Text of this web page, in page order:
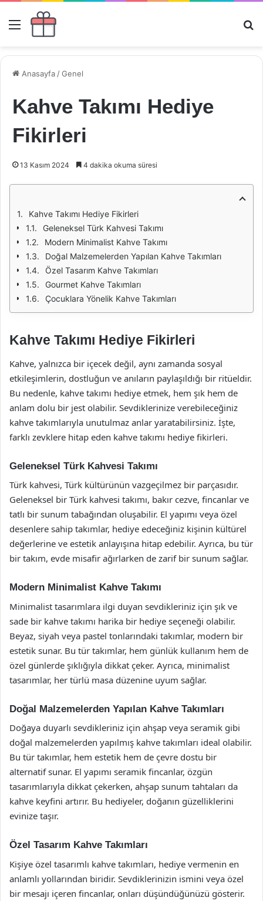
Menü
Anasayfa /Genel
Kahve Takımı Hediye
Fikirleri
13 Kasım 2024 4 dakika okuma süresi
Kahve Takımı Hediye Fikirleri
Geleneksel Türk Kahvesi Takımı
Modern Minimalist Kahve Takımı
Doğal Malzemelerden Yapılan Kahve Takımları
Özel Tasarım Kahve Takımları
Gourmet Kahve Takımları
Çocuklara Yönelik Kahve Takımları
Kahve Takımı Hediye Fikirleri
Kahve, yalnızca bir içecek değil, aynı zamanda sosyal
etkileşimlerin, dostluğun ve anıların paylaşıldığı bir ritüeldir.
Bu nedenle, kahve takımı hediye etmek, hem şık hem de
anlam dolu bir jest olabilir. Sevdiklerinize verebileceğiniz
kahve takımlarıyla unutulmaz anlar yaratabilirsiniz. İşte,
farklı zevklere hitap eden kahve takımı hediye fikirleri.
Geleneksel Türk Kahvesi Takımı
Türk kahvesi, Türk kültürünün vazgeçilmez bir parçasıdır.
Geleneksel bir Türk kahvesi takımı, bakır cezve, fincanlar ve
tatlı bir sunum tabağından oluşabilir. El yapımı veya özel
desenlere sahip takımlar, hediye edeceğiniz kişinin kültürel
değerlerine ve estetik anlayışına hitap edebilir. Ayrıca, bu tür
bir takım, evde misafir ağırlarken de zarif bir sunum sağlar.
Modern Minimalist Kahve Takımı
Minimalist tasarımlara ilgi duyan sevdikleriniz için şık ve
sade bir kahve takımı harika bir hediye seçeneği olabilir.
Beyaz, siyah veya pastel tonlarındaki takımlar, modern bir
estetik sunar. Bu tür takımlar, hem günlük kullanım hem de
özel günlerde şıklığıyla dikkat çeker. Ayrıca, minimalist
tasarımlar, her türlü masa düzenine uyum sağlar.
Doğal Malzemelerden Yapılan Kahve Takımları
Doğaya duyarlı sevdikleriniz için ahşap veya seramik gibi
doğal malzemelerden yapılmış kahve takımları ideal olabilir.
Bu tür takımlar, hem estetik hem de çevre dostu bir
alternatif sunar. El yapımı seramik fincanlar, özgün
tasarımlarıyla dikkat çekerken, ahşap sunum tahtaları da
kahve keyfini artırır. Bu hediyeler, doğanın güzelliklerini
evinize taşır.
Özel Tasarım Kahve Takımları
Kişiye özel tasarımlı kahve takımları, hediye vermenin en
anlamlı yollarından biridir. Sevdiklerinizin ismini veya özel
bir mesajı içeren fincanlar, onları düşündüğünüzü gösterir.